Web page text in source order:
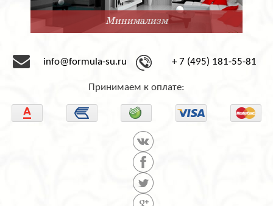
Минимализм
info@formula-su.ru + 7 (495) 181-55-81
Принимаем к оплате: